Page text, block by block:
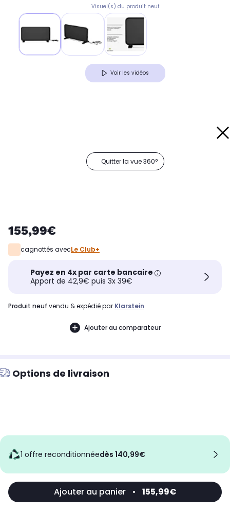
Visuel(s) du produit neuf
Voir les vidéos
Quitter la vue 360°
155,99€
cagnottés avecLe Club+
Payez en 4x par carte bancaire
Apport de 42,9€ puis 3x 39€
produit neuf vendu & expédié par Klarstein
Ajouter au comparateur
Options de livraison
1 offre reconditionnée dès 140,99€
Ajouter au panier • 155,99€